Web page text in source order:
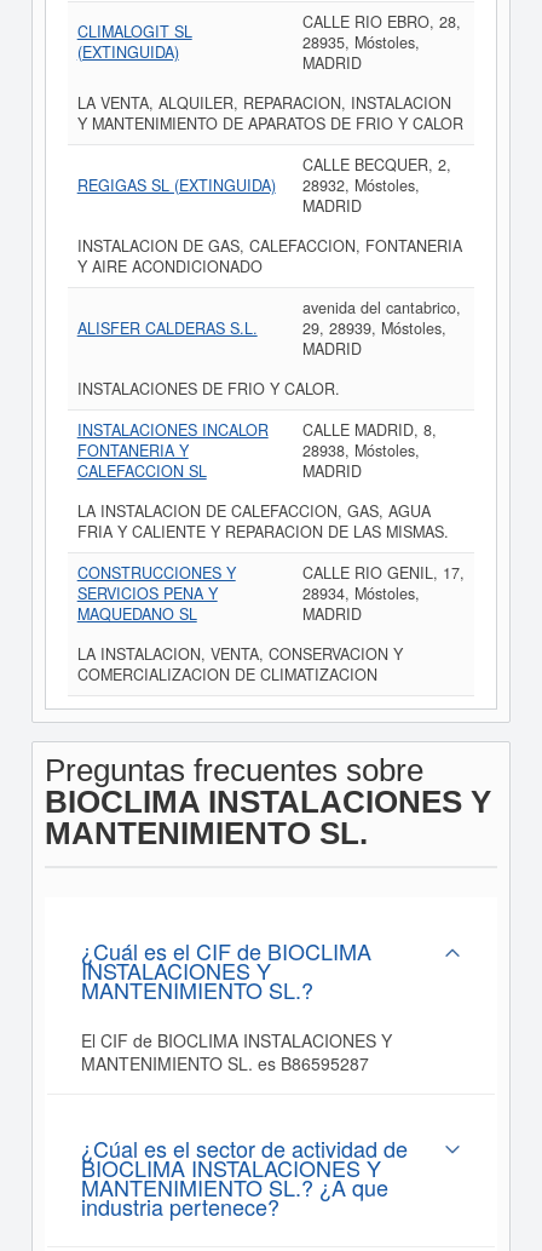
CLIMALOGIT SL
(EXTINGUIDA)
CALLE RIO EBRO, 28,
28935, Móstoles,
MADRID
LA VENTA, ALQUILER, REPARACION, INSTALACION
Y MANTENIMIENTO DE APARATOS DE FRIO Y CALOR
REGIGAS SL (EXTINGUIDA)
CALLE BECQUER, 2,
28932, Móstoles,
MADRID
INSTALACION DE GAS, CALEFACCION, FONTANERIA
Y AIRE ACONDICIONADO
ALISFER CALDERAS S.L.
avenida del cantabrico,
29, 28939, Móstoles,
MADRID
INSTALACIONES DE FRIO Y CALOR.
INSTALACIONES INCALOR
FONTANERIA Y
CALEFACCION SL
CALLE MADRID, 8,
28938, Móstoles,
MADRID
LA INSTALACION DE CALEFACCION, GAS, AGUA
FRIA Y CALIENTE Y REPARACION DE LAS MISMAS.
CONSTRUCCIONES Y
SERVICIOS PENA Y
MAQUEDANO SL
CALLE RIO GENIL, 17,
28934, Móstoles,
MADRID
LA INSTALACION, VENTA, CONSERVACION Y
COMERCIALIZACION DE CLIMATIZACION
Preguntas frecuentes sobre
BIOCLIMA INSTALACIONES Y
MANTENIMIENTO SL.
¿Cuál es el CIF de BIOCLIMA
INSTALACIONES Y
MANTENIMIENTO SL.?
El CIF de BIOCLIMA INSTALACIONES Y
MANTENIMIENTO SL. es B86595287
¿Cúal es el sector de actividad de
BIOCLIMA INSTALACIONES Y
MANTENIMIENTO SL.? ¿A que
industria pertenece?